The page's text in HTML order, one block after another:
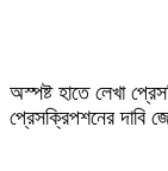
অস্পষ্ট হাতে লেখা
প্রেসক্রিপশনের দাবি